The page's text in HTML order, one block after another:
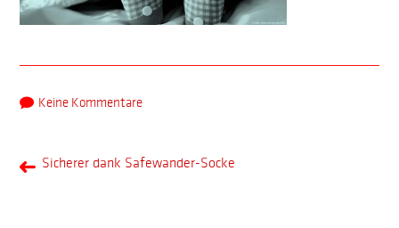
Keine Kommentare
Sicherer dank Safewander-Socke